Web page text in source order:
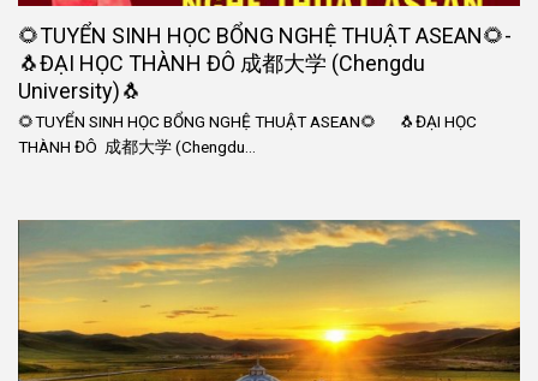
🌻TUYỂN SINH HỌC BỔNG NGHỆ THUẬT ASEAN🌻-
🐧ĐẠI HỌC THÀNH ĐÔ 成都大学 (Chengdu
University)🐧
🌻TUYỂN SINH HỌC BỔNG NGHỆ THUẬT ASEAN🌻 🐧ĐẠI HỌC
THÀNH ĐÔ 成都大学 (Chengdu...